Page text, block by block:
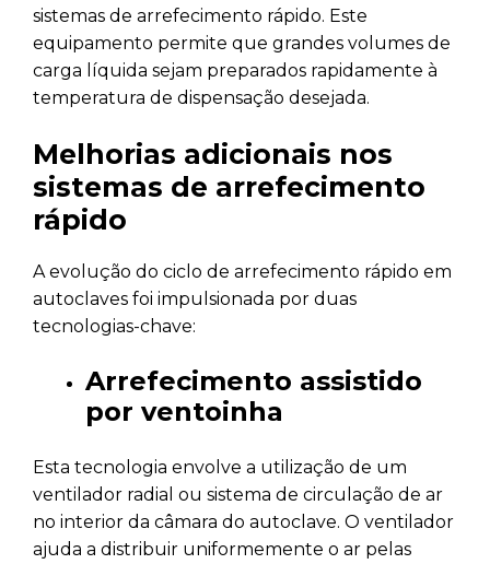
sistemas de arrefecimento rápido. Este
equipamento permite que grandes volumes de
carga líquida sejam preparados rapidamente à
temperatura de dispensação desejada.
Melhorias adicionais nos
sistemas de arrefecimento
rápido
A evolução do ciclo de arrefecimento rápido em
autoclaves foi impulsionada por duas
tecnologias-chave:
Arrefecimento assistido
por ventoinha
Esta tecnologia envolve a utilização de um
ventilador radial ou sistema de circulação de ar
no interior da câmara do autoclave. O ventilador
ajuda a distribuir uniformemente o ar pelas